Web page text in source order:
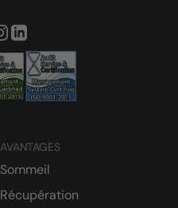
AVANTAGES
Sommeil
Récupération